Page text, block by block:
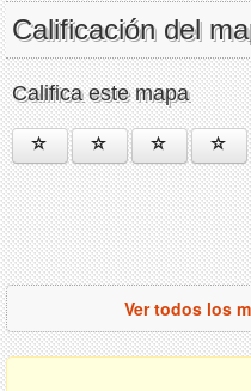
Calificación del
Califica este mapa
Ver todos los